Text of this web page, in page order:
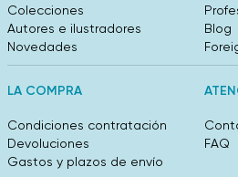
Colecciones
Autores e ilustradores
Novedades
Blog
LA COMPRA
Condiciones contratación
Devoluciones
Gastos y plazos de envío
FAQ